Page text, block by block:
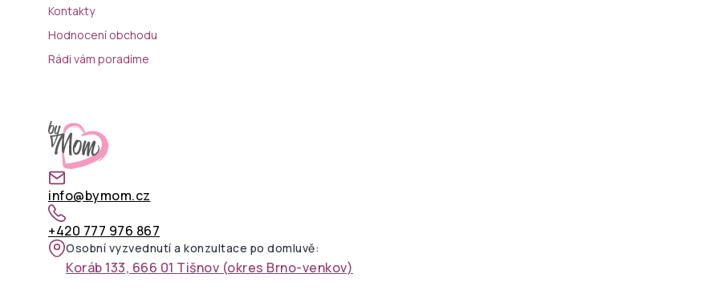
Kontakty
Hodnocení obchodu
Rádi vám poradíme
info@bymom.cz
+420 777 976 867
Osobní vyzvednutí a konzultace po domluvě:
Koráb 133, 666 01 Tišnov (okres Brno-venkov)